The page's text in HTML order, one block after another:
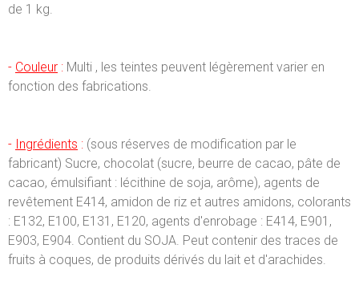
de 1 kg.
- Couleur : Multi , les teintes peuvent légèrement varier en
fonction des fabrications.
- Ingrédients : (sous réserves de modification par le
fabricant) Sucre, chocolat (sucre, beurre de cacao, pâte de
cacao, émulsifiant : lécithine de soja, arôme), agents de
revêtement E414, amidon de riz et autres amidons, colorants
: E132, E100, E131, E120, agents d'enrobage : E414, E901,
E903, E904. Contient du SOJA. Peut contenir des traces de
fruits à coques, de produits dérivés du lait et d'arachides.